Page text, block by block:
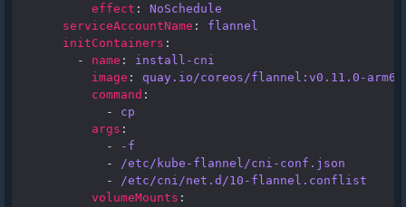
effect :
NoSchedule
serviceAccountName :
flannel
initContainers :
-
name :
install-cni
image :
quay.io/coreos/flannel:v0.11.0-arm64
command :
-
cp
args :
-
-f
-
/etc/kube-flannel/cni-conf.json
-
/etc/cni/net.d/10-flannel.conflist
volumeMounts :